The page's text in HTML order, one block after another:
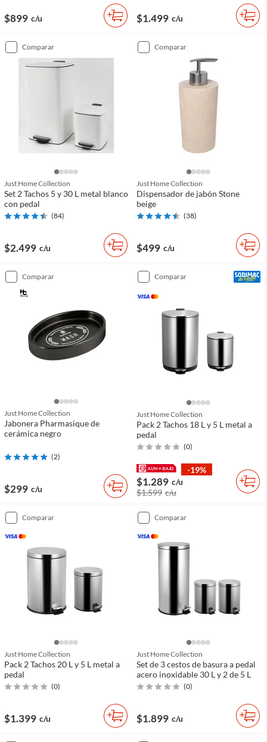
$899 c/u $1.499 c/u
comparar
Just Home Collection
Set 2 Tachos 5 y 30 L metal blanco
con pedal
(84)
$2.499 c/u
comparar
Just Home Collection
Dispensador de jabón Stone
beige
(38)
$499 c/u
comparar
Just Home Collection
Jabonera Pharmasique de
cerámica negro
(2)
$299 c/u
comparar
Just Home Collection
Pack 2 Tachos 18 L y 5 L metal a
pedal
(0)
-19%
$1.289 c/u
$1.599 c/u
comparar
Just Home Collection
Pack 2 Tachos 20 L y 5 L metal a
pedal
(0)
$1.399 c/u
comparar
Just Home Collection
Set de 3 cestos de basura a pedal
acero inoxidable 30 L y 2 de 5 L
(0)
$1.899 c/u